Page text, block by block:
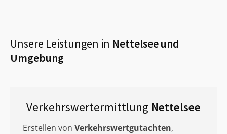
Unsere Leistungen in Nettelseeund
Umgebung
Verkehrswertermittlung Nettelsee
Erstellen von Verkehrswertgutachten,